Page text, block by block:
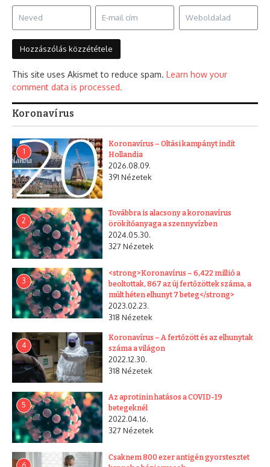
This site uses Akismet to reduce spam. Learn how your
comment data is processed.
Koronavírus
1
Koronavírus – Oltási kampányt indít
Hollandia
2026.08.09.
391 Nézetek
2
Továbbra is alacsony a koronavírus
örökítőanyaga a szennyvízben
2024.05.30.
327 Nézetek
3
<strong>Koronavírus – 6,422 millió a
beoltottak, 867 az új fertőzöttek száma, a
múlt héten elhunyt 7 beteg</strong>
2023.02.23.
318 Nézetek
4
Koronavírus – A fertőzött és az elhunytak
száma a világon
2022.12.30.
318 Nézetek
5
Az aprotinin hatásos a COVID-19
betegeknél
2022.04.16.
327 Nézetek
6
Csaknem 800 ezer antigén gyorstesztet